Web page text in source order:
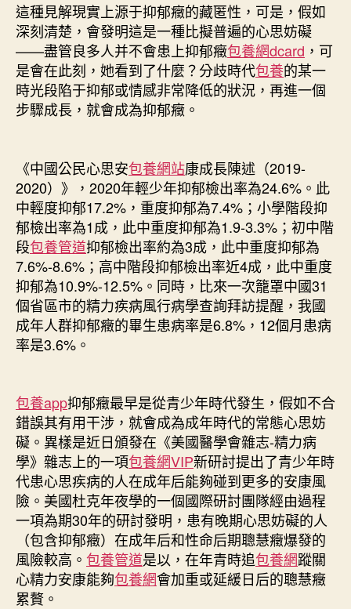
這種見解現實上源于抑郁癥的藏匿性，可是，假如
深刻清楚，會發明這是一種比擬普遍的心思妨礙
——盡管良多人并不會患上抑郁癥包養網dcard ，可
是會在此刻，她看到了什麼？分歧時代包養的某一
時光段陷于抑郁或情感非常降低的狀況，再進一個
步驟成長，就會成為抑郁癥。
《中國公民心思安包養網站康成長陳述（2019-
2020）》，2020年輕少年抑郁檢出率為24.6%。此
中輕度抑郁17.2%，重度抑郁為7.4%；小學階段抑
郁檢出率為1成，此中重度抑郁為1.9-3.3%；初中階
段包養管道抑郁檢出率約為3成，此中重度抑郁為
7.6%-8.6%；高中階段抑郁檢出率近4成，此中重度
抑郁為10.9%-12.5%。同時，比來一次籠罩中國31
個省區市的精力疾病風行病學查詢拜訪提醒，我國
成年人群抑郁癥的畢生患病率是6.8%，12個月患病
率是3.6%。
包養app抑郁癥最早是從青少年時代發生，假如不合
錯誤其有用干涉，就會成為成年時代的常態心思妨
礙。異樣是近日頒發在《美國醫學會雜志-精力病
學》雜志上的一項包養網VIP新研討提出了青少年時
代患心思疾病的人在成年后能夠碰到更多的安康風
險。美國杜克年夜學的一個國際研討團隊經由過程
一項為期30年的研討發明，患有晚期心思妨礙的人
（包含抑郁癥）在成年后和性命后期聰慧癥爆發的
風險較高。 包養管道是以，在年青時追包養網蹤關
心精力安康能夠包養網會加重或延緩日后的聰慧癥
累贅。